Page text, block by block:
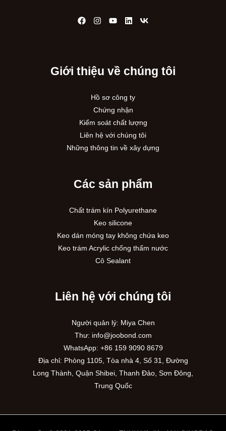
Giới thiệu về chúng tôi
Hồ sơ công ty
Chứng nhận
Kiểm soát chất lượng
Liên hệ với chúng tôi
Những thông tin về xây dựng
Các sản phẩm
Chất trám kín Polyurethane
Keo silicone
Keo dán móng tay không chứa keo
Keo trám Acrylic chống thấm nước
Cô Sealant
Liên hệ với chúng tôi
Người quản lý: Miya Chen
Thư: info@joobond.com
WhatsApp: +86 159 9090 8679
Địa chỉ: Phòng 1105, Tòa nhà 4, Số 31, Đường
Long Thành, Quận Shibei, Thanh Đảo, Sơn Đông,
Trung Quốc
PT